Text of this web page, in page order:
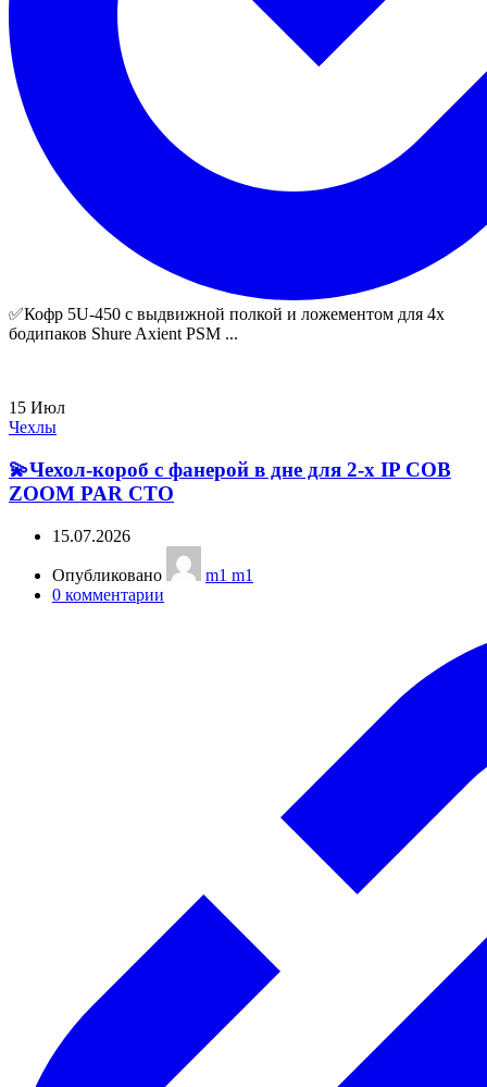
✅Кофр 5U-450 с выдвижной полкой и ложементом для 4х
бодипаков Shure Axient PSM ...
15 Июл
Чехлы
💫Чехол-короб с фанерой в дне для 2-х IP СОВ
ZOOM PAR СТО
15.07.2026
Опубликовано
m1 m1
0 комментарии